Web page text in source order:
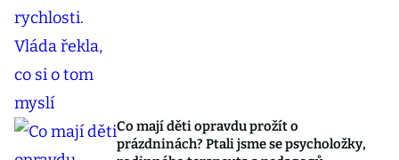
Co mají děti opravdu prožít o
prázdninách? Ptali jsme se psycholožky,